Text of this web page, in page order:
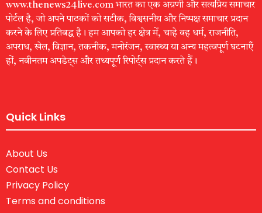
www.thenews24live.com भारत का एक अग्रणी और सत्यप्रिय समाचार
पोर्टल है, जो अपने पाठकों को सटीक, विश्वसनीय और निष्पक्ष समाचार प्रदान
करने के लिए प्रतिबद्ध है। हम आपको हर क्षेत्र में, चाहे वह धर्म, राजनीति,
अपराध, खेल, विज्ञान, तकनीक, मनोरंजन, स्वास्थ्य या अन्य महत्वपूर्ण घटनाएँ
हों, नवीनतम अपडेट्स और तथ्यपूर्ण रिपोर्ट्स प्रदान करते हैं।
Quick Links
About Us
Contact Us
Privacy Policy
Terms and conditions